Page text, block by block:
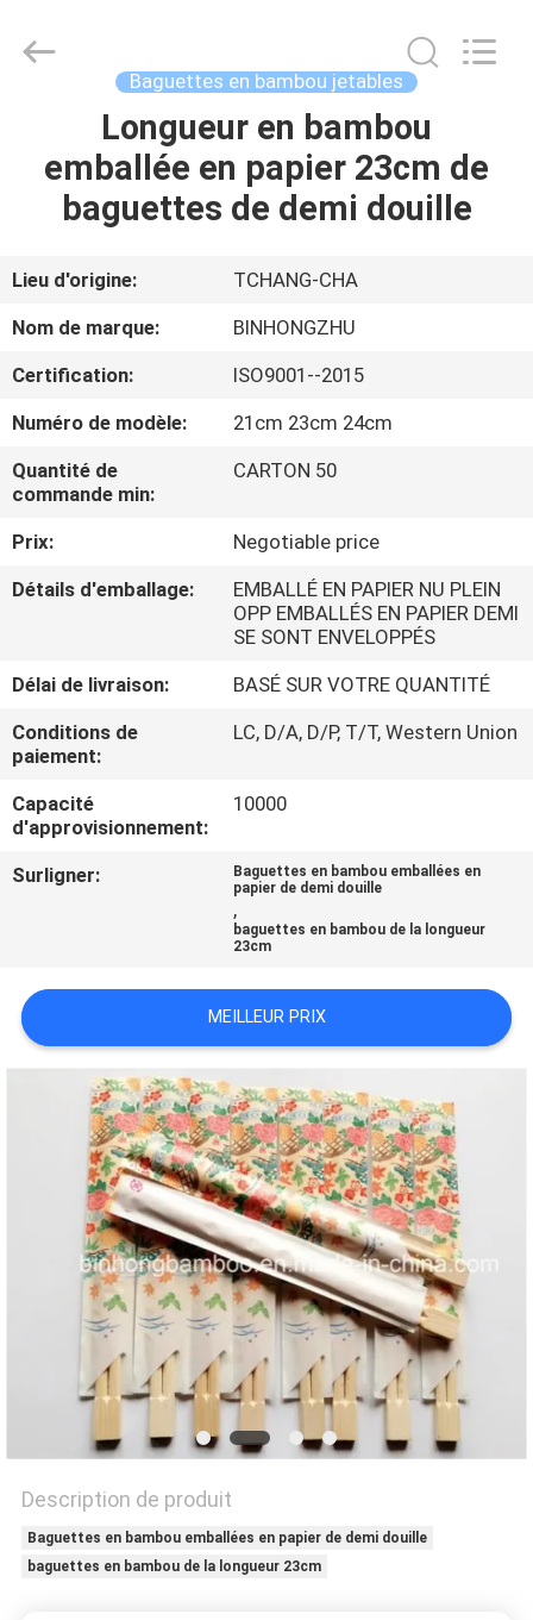
MAISON
PRODUITS
AU
SUJET
DE
VISITE
CONTRÔLE
QUALITÉ
CONTACTEZ-
NOUS
NOUVELLES
DU
SITE
PRIVACY
POLICY
and
Export
Baguettes en bambou jetables
Longueur en bambou
emballée en papier 23cm de
baguettes de demi douille
Lieu d'origine:
TCHANG-CHA
Nom de marque:
BINHONGZHU
Certification:
ISO9001--2015
Numéro de modèle:
21cm 23cm 24cm
Quantité de
commande min:
CARTON 50
Prix:
Negotiable price
Détails d'emballage:
EMBALLÉ EN PAPIER NU PLEIN
OPP EMBALLÉS EN PAPIER DEMI
SE SONT ENVELOPPÉS
Délai de livraison:
BASÉ SUR VOTRE QUANTITÉ
Conditions de
paiement:
LC, D/A, D/P, T/T, Western Union
Capacité
d'approvisionnement:
10000
Surligner:
Baguettes en bambou emballées en
papier de demi douille
,
baguettes en bambou de la longueur
23cm
MEILLEUR PRIX
Description de produit
Baguettes en bambou emballées en papier de demi douille
baguettes en bambou de la longueur 23cm